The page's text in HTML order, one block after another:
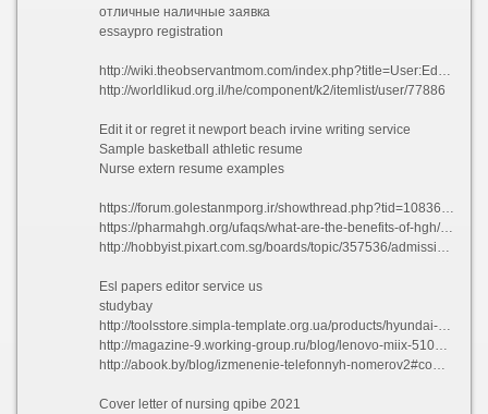
отличные наличные заявка
essaypro registration
http://wiki.theobservantmom.com/index.php?title=User:EduBirdiecom
http://worldlikud.org.il/he/component/k2/itemlist/user/77886
Edit it or regret it newport beach irvine writing service
Sample basketball athletic resume
Nurse extern resume examples
https://forum.golestanmporg.ir/showthread.php?tid=108362&pid=139148#pid139148
https://pharmahgh.org/ufaqs/what-are-the-benefits-of-hgh/#comment-1593
http://hobbyist.pixart.com.sg/boards/topic/357536/admissions-essays-samples
Esl papers editor service us
studybay
http://toolsstore.simpla-template.org.ua/products/hyundai-h-850/#comment_14669
http://magazine-9.working-group.ru/blog/lenovo-miix-510#comment_41540
http://abook.by/blog/izmenenie-telefonnyh-nomerov2#comment_4623736
Cover letter of nursing qpibe 2021